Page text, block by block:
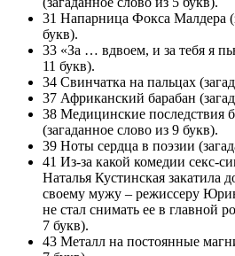
31 Напарница Фокса Малдера
букв).
33 «За … вдвоем, и за тебя я
11 букв).
34 Свинчатка на пальцах
37 Африканский барабан
38 Медицинские последствия
(загаданное слово из 9 букв).
39 Ноты сердца в поэзии
41 Из-за какой комедии секс-
Наталья Кустинская закатила
своему мужу – режиссеру
не стал снимать ее в главной
7 букв).
43 Металл на постоянные